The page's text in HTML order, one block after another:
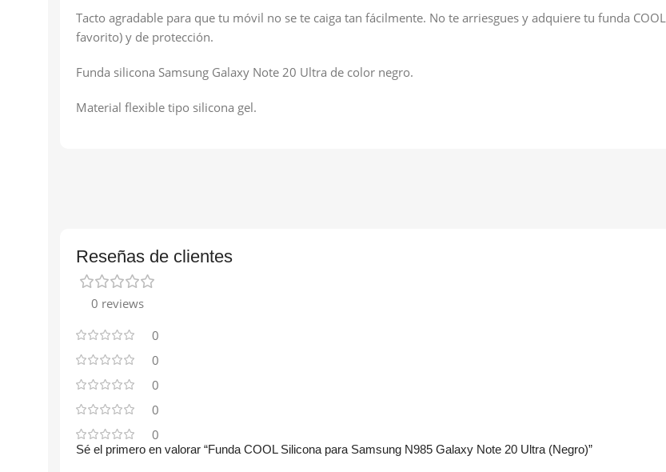
Tacto agradable para que tu móvil no se te caiga tan fácilmente. No te arriesgues y adquiere tu funda
favorito) y de protección.
Funda silicona Samsung Galaxy Note 20 Ultra de color negro.
Material flexible tipo silicona gel.
Reseñas de clientes
0 reviews
0
0
0
0
0
Sé el primero en valorar “Funda COOL Silicona para Samsung N985 Galaxy Note 20 Ultra (Negro)”